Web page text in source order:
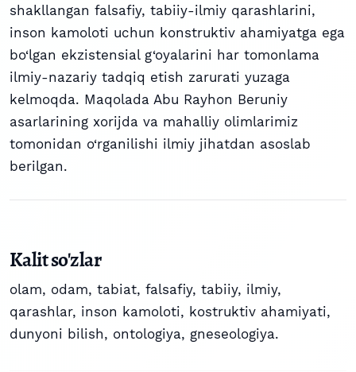
shakllangan falsafiy, tabiiy-ilmiy qarashlarini,
inson kamoloti uchun konstruktiv ahamiyatga ega
bo‘lgan ekzistensial g‘oyalarini har tomonlama
ilmiy-nazariy tadqiq etish zarurati yuzaga
kelmoqda. Maqolada Abu Rayhon Beruniy
asarlarining xorijda va mahalliy olimlarimiz
tomonidan o‘rganilishi ilmiy jihatdan asoslab
berilgan.
Kalit so'zlar
olam, odam, tabiat, falsafiy, tabiiy, ilmiy,
qarashlar, inson kamoloti, kostruktiv ahamiyati,
dunyoni bilish, ontologiya, gneseologiya.